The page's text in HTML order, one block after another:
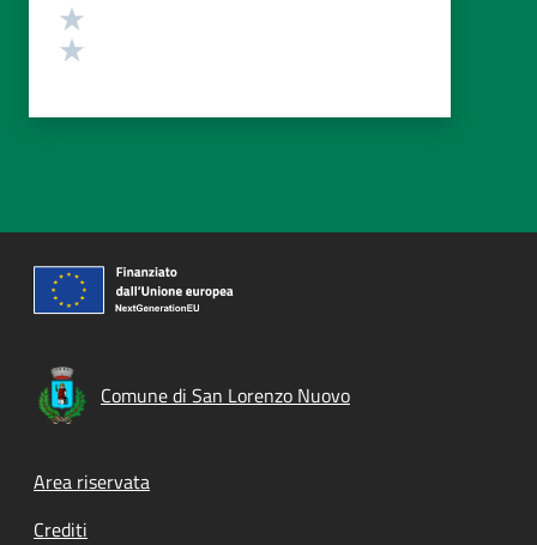
Comune di San Lorenzo Nuovo
Footer menu
Area riservata
Crediti